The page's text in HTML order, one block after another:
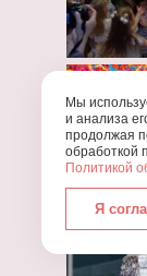
Мы
и анализа
продолжая
обработкой
Политикой
Я